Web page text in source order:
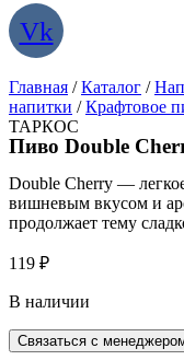
Vk
Главная /Каталог /
напитки /Крафтовое
ТАРКОС
Пиво Double
Double Cherry —
вишневым вкусом и
продолжает тему
119 ₽
В наличии
Связаться с